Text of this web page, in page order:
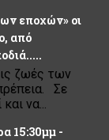
εποχών» οι
από
ζωές των
Σε
να...
15:30μμ -